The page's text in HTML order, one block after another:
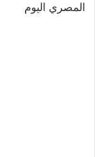
المصري اليوم